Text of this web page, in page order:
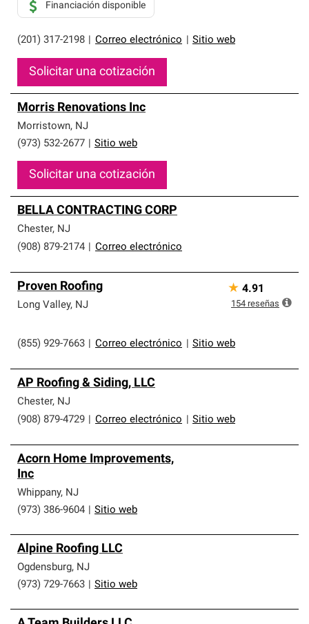
(201) 317-2198 Correo electrónico Sitio web
Financiación disponible
Solicitar una cotización
Morris Renovations Inc
Morristown, NJ
(973) 532-2677
Sitio web
Solicitar una cotización
BELLA CONTRACTING CORP
Chester, NJ
(908) 879-2174
Correo electrónico
Proven Roofing
Long Valley, NJ
(855) 929-7663 Correo electrónico Sitio web
★ 4.91
154 reseñas
AP Roofing & Siding, LLC
Chester, NJ
(908) 879-4729
Correo electrónico Sitio web
Acorn Home Improvements,
Inc
Whippany, NJ
(973) 386-9604
Sitio web
Alpine Roofing LLC
Ogdensburg, NJ
(973) 729-7663
Sitio web